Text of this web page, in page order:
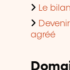
Le
agréé